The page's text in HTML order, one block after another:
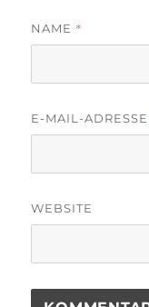
NAME *
E-MAIL-ADRESSE
WEBSITE